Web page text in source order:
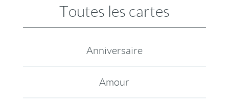
Toutes les cartes
Anniversaire
Amour